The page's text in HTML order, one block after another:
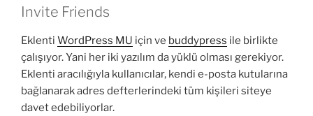
Invite Friends
Eklenti WordPress MU için ve buddypress ile birlikte
çalışıyor. Yani her iki yazılım da yüklü olması gerekiyor.
Eklenti aracılığıyla kullanıcılar, kendi e-posta kutularına
bağlanarak adres defterlerindeki tüm kişileri siteye
davet edebiliyorlar.